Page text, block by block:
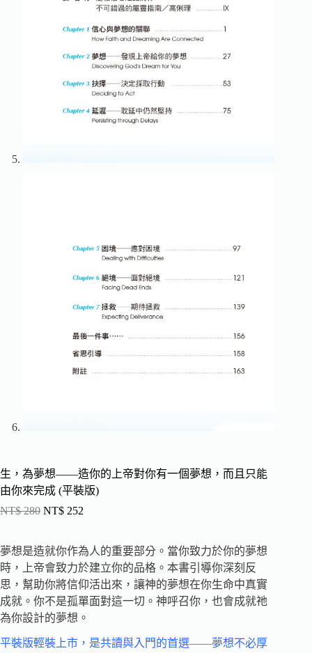
生，為夢想——造你的上帝對你有一個夢想，而且只能
由你來完成 (平裝版)
NT$280 NT$ 252
夢想是造就你作為人的重要部分。當你致力於你的夢想
時，上帝會致力於建立你的品格。本書引導你深刻反
思，幫助你將信仰活出來，讓神的夢想在你生命中真實
成就。你不是孤單面對這一切。神呼召你，也會成就祂
為你設計的夢想。
平裝版輕裝上市，是共讀與入門的首選——夢想不必厚